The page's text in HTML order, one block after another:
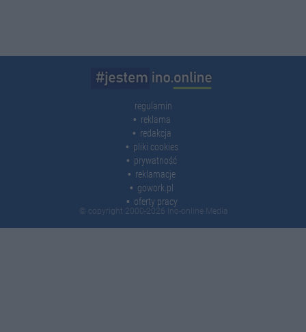
regulamin
reklama
redakcja
pliki cookies
prywatność
reklamacje
gowork.pl
oferty pracy
© copyright 2000-2026 Ino-online Media